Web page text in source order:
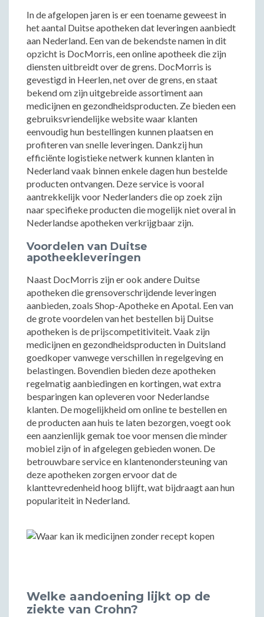
In de afgelopen jaren is er een toename geweest in
het aantal Duitse apotheken dat leveringen aanbiedt
aan Nederland. Een van de bekendste namen in dit
opzicht is DocMorris, een online apotheek die zijn
diensten uitbreidt over de grens. DocMorris is
gevestigd in Heerlen, net over de grens, en staat
bekend om zijn uitgebreide assortiment aan
medicijnen en gezondheidsproducten. Ze bieden een
gebruiksvriendelijke website waar klanten
eenvoudig hun bestellingen kunnen plaatsen en
profiteren van snelle leveringen. Dankzij hun
efficiënte logistieke netwerk kunnen klanten in
Nederland vaak binnen enkele dagen hun bestelde
producten ontvangen. Deze service is vooral
aantrekkelijk voor Nederlanders die op zoek zijn
naar specifieke producten die mogelijk niet overal in
Nederlandse apotheken verkrijgbaar zijn.
Voordelen van Duitse
apotheekleveringen
Naast DocMorris zijn er ook andere Duitse
apotheken die grensoverschrijdende leveringen
aanbieden, zoals Shop-Apotheke en Apotal. Een van
de grote voordelen van het bestellen bij Duitse
apotheken is de prijscompetitiviteit. Vaak zijn
medicijnen en gezondheidsproducten in Duitsland
goedkoper vanwege verschillen in regelgeving en
belastingen. Bovendien bieden deze apotheken
regelmatig aanbiedingen en kortingen, wat extra
besparingen kan opleveren voor Nederlandse
klanten. De mogelijkheid om online te bestellen en
de producten aan huis te laten bezorgen, voegt ook
een aanzienlijk gemak toe voor mensen die minder
mobiel zijn of in afgelegen gebieden wonen. De
betrouwbare service en klantenondersteuning van
deze apotheken zorgen ervoor dat de
klanttevredenheid hoog blijft, wat bijdraagt aan hun
populariteit in Nederland.
Welke aandoening lijkt op de
ziekte van Crohn?